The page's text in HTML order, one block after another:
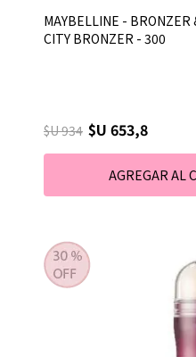
MAYBELLINE - BRONZER
CITY BRONZER - 300
$U 934 $U 653,8